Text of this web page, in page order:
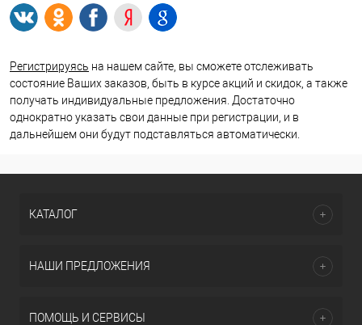
Регистрируясь на нашем сайте, вы сможете отслеживать
состояние Ваших заказов, быть в курсе акций и скидок, а также
получать индивидуальные предложения. Достаточно
однократно указать свои данные при регистрации, и в
дальнейшем они будут подставляться автоматически.
КАТАЛОГ
НАШИ ПРЕДЛОЖЕНИЯ
ПОМОЩЬ И СЕРВИСЫ